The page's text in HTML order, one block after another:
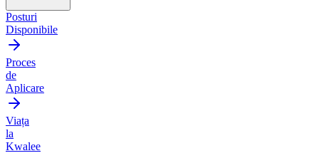
Posturi
Disponibile
Proces
de
Aplicare
Viața
la
Kwalee